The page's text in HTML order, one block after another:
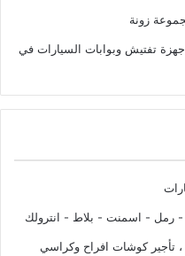
زونة
تفتيش وبوابات السيارات في
رمل - اسمنت - بلاط - انترولك
تأجير كوشات افراح وكراسي